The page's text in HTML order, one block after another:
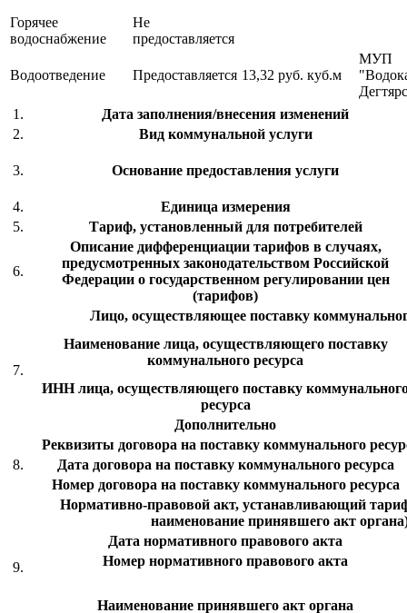
Горячее
водоснабжение
Не
предоставляется
Водоотведение Предоставляется 13,32 руб. куб.м
МУП
1.
Дата заполнения/внесения изменений
2.
Вид коммунальной услуги
3. Основание предоставления услуги
4.
Единица измерения
5.
Тариф, установленный для потребителей
6.
Описание дифференциации тарифов в случаях,
предусмотренных законодательством Российской
Федерации о государственном регулировании цен
(тарифов)
7.
Лицо, осуществляющее поставку
Наименование лица, осуществляющего поставку
коммунального ресурса
ИНН лица, осуществляющего поставку
ресурса
Дополнительно
8.
Реквизиты договора на поставку коммунального
Дата договора на поставку коммунального ресурса
Номер договора на поставку коммунального ресурса
9.
Нормативно-правовой акт, устанавливающий
наименование принявшего акт
Дата нормативного правового акта
Номер нормативного правового акта
Наименование принявшего акт органа